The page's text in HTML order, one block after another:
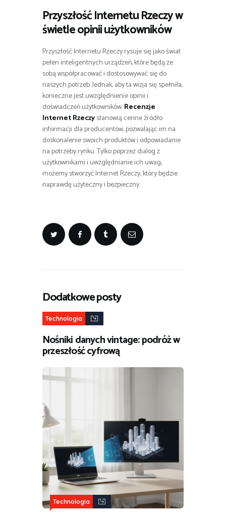
Przyszłość Internetu Rzeczy w
świetle opinii użytkowników
Przyszłość Internetu Rzeczy rysuje się jako świat
pełen inteligentnych urządzeń, które będą ze
sobą współpracować i dostosowywać się do
naszych potrzeb. Jednak, aby ta wizja się spełniła,
konieczne jest uwzględnienie opinii i
doświadczeń użytkowników.Recenzje
Internet Rzeczystanowią cenne źródło
informacji dla producentów, pozwalając im na
doskonalenie swoich produktów i odpowiadanie
na potrzeby rynku. Tylko poprzez dialog z
użytkownikami i uwzględnianie ich uwag,
możemy stworzyć Internet Rzeczy, który będzie
naprawdę użyteczny i bezpieczny.
Dodatkowe posty
Technologia
Nośniki danych vintage: podróż w
przeszłość cyfrową
Technologia